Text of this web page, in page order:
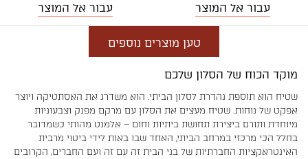
עבור אל המוצר
עבור אל המוצר
טען מוצרים נוספים
מוקד הכוח של הסלון שלכם
שטיח הוא תוספת נהדרת לסלון הביתי. הוא משדרג את האסתטיקה ויוצר
אפקט של נוחות. שטיח מעצים את הסלון עם מרקם מפנק וצבעוניות
מיוחדת ותורם ביצירת תחושת ביתיות וחום – אלמנט מהותי כשמדובר
בחלל הכי מרכזי במרחב הביתי, האחד שבו באות לידי ביטוי מרבית
האינטראקציות החברתיות של בני הבית זה עם זה ועם החברים, הקרובים